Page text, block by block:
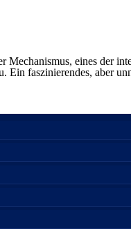
eines der
Ein faszinierendes, aber